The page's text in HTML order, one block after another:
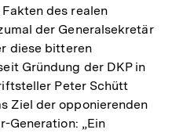
des realen
der Generalsekretär
diese bitteren
Gründung der DKP in
Peter Schütt
Ziel der opponierenden
Generation: „Ein